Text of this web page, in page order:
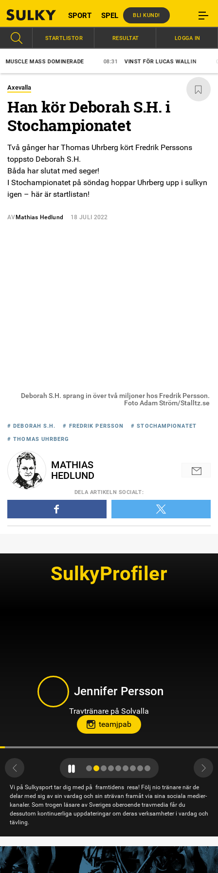
SPORT SPEL BLI KUND!
MASS DOMINERADE 08:31 VINST FÖR LUCAS WALLIN
STARTLISTOR RESULTAT LOGGA IN
Axevalla
Han kör Deborah S.H. i
Stochampionatet
Två gånger har Thomas Uhrberg kört Fredrik Perssons
toppsto Deborah S.H.
Båda har slutat med seger!
I Stochampionatet på söndag hoppar Uhrberg upp i sulkyn
igen – här är startlistan!
AV Mathias Hedlund 18 JULI 2022
Deborah S.H. sprang in över två miljoner hos Fredrik Persson.
Foto Adam Ström/Stalltz.se
# DEBORAH S.H. # FREDRIK PERSSON # STOCHAMPIONATET
# THOMAS UHRBERG
MATHIAS
HEDLUND
DELA ARTIKELN SOCIALT:
SulkyProfiler
Jennifer Persson
Travtränare på Solvalla
teamjpab
Vi på Sulkysport tar dig med på framtidens resa! Följ nio tränare när de
delar med sig av sin vardag och sin strävan framåt via sina sociala medier-
kanaler. Som trogen läsare av Sveriges oberoende travmedia får du
dessutom kontinuerliga uppdateringar om deras verksamheter i vardag och
tävling.